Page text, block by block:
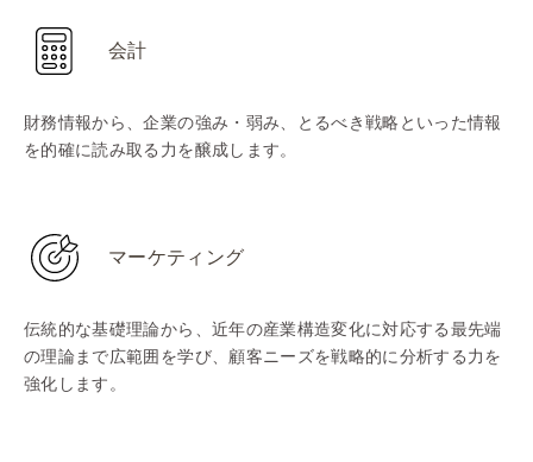
会計
財務情報から、企業の強み・弱み、とるべき戦略といった情報
を的確に読み取る力を醸成します。
マーケティング
伝統的な基礎理論から、近年の産業構造変化に対応する最先端
の理論まで広範囲を学び、顧客ニーズを戦略的に分析する力を
強化します。